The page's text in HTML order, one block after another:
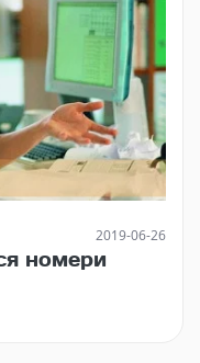
2019-06-26
номери